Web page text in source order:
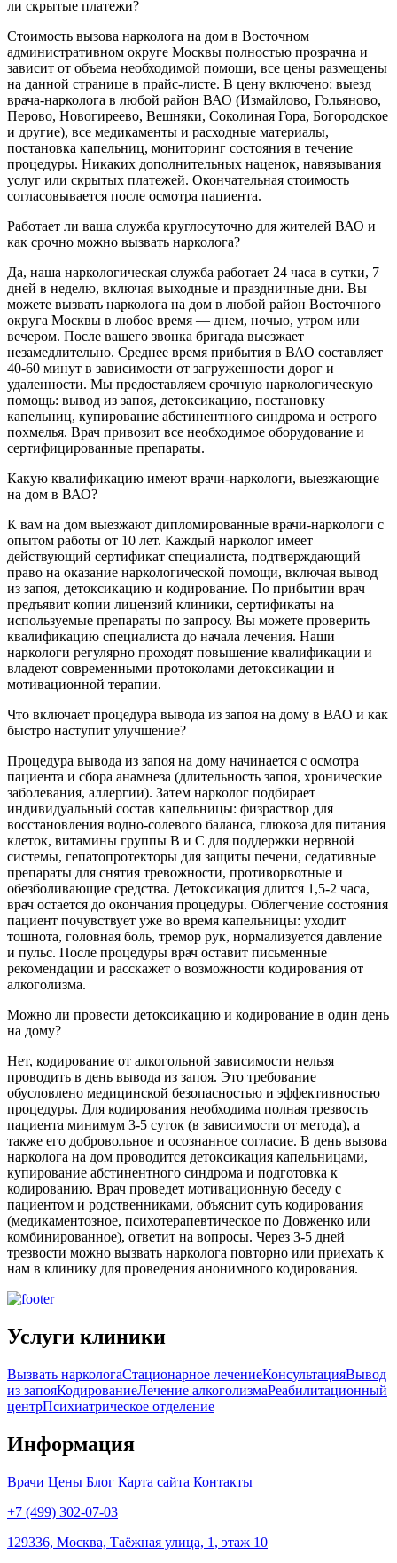
ли скрытые платежи?
Стоимость вызова нарколога на дом в Восточном
административном округе Москвы полностью прозрачна и
зависит от объема необходимой помощи, все цены размещены
на данной странице в прайс-листе. В цену включено: выезд
врача-нарколога в любой район ВАО (Измайлово, Гольяново,
Перово, Новогиреево, Вешняки, Соколиная Гора, Богородское
и другие), все медикаменты и расходные материалы,
постановка капельниц, мониторинг состояния в течение
процедуры. Никаких дополнительных наценок, навязывания
услуг или скрытых платежей. Окончательная стоимость
согласовывается после осмотра пациента.
Работает ли ваша служба круглосуточно для жителей ВАО и
как срочно можно вызвать нарколога?
Да, наша наркологическая служба работает 24 часа в сутки, 7
дней в неделю, включая выходные и праздничные дни. Вы
можете вызвать нарколога на дом в любой район Восточного
округа Москвы в любое время — днем, ночью, утром или
вечером. После вашего звонка бригада выезжает
незамедлительно. Среднее время прибытия в ВАО составляет
40-60 минут в зависимости от загруженности дорог и
удаленности. Мы предоставляем срочную наркологическую
помощь: вывод из запоя, детоксикацию, постановку
капельниц, купирование абстинентного синдрома и острого
похмелья. Врач привозит все необходимое оборудование и
сертифицированные препараты.
Какую квалификацию имеют врачи-наркологи, выезжающие
на дом в ВАО?
К вам на дом выезжают дипломированные врачи-наркологи с
опытом работы от 10 лет. Каждый нарколог имеет
действующий сертификат специалиста, подтверждающий
право на оказание наркологической помощи, включая вывод
из запоя, детоксикацию и кодирование. По прибытии врач
предъявит копии лицензий клиники, сертификаты на
используемые препараты по запросу. Вы можете проверить
квалификацию специалиста до начала лечения. Наши
наркологи регулярно проходят повышение квалификации и
владеют современными протоколами детоксикации и
мотивационной терапии.
Что включает процедура вывода из запоя на дому в ВАО и как
быстро наступит улучшение?
Процедура вывода из запоя на дому начинается с осмотра
пациента и сбора анамнеза (длительность запоя, хронические
заболевания, аллергии). Затем нарколог подбирает
индивидуальный состав капельницы: физраствор для
восстановления водно-солевого баланса, глюкоза для питания
клеток, витамины группы B и C для поддержки нервной
системы, гепатопротекторы для защиты печени, седативные
препараты для снятия тревожности, противорвотные и
обезболивающие средства. Детоксикация длится 1,5-2 часа,
врач остается до окончания процедуры. Облегчение состояния
пациент почувствует уже во время капельницы: уходит
тошнота, головная боль, тремор рук, нормализуется давление
и пульс. После процедуры врач оставит письменные
рекомендации и расскажет о возможности кодирования от
алкоголизма.
Можно ли провести детоксикацию и кодирование в один день
на дому?
Нет, кодирование от алкогольной зависимости нельзя
проводить в день вывода из запоя. Это требование
обусловлено медицинской безопасностью и эффективностью
процедуры. Для кодирования необходима полная трезвость
пациента минимум 3-5 суток (в зависимости от метода), а
также его добровольное и осознанное согласие. В день вызова
нарколога на дом проводится детоксикация капельницами,
купирование абстинентного синдрома и подготовка к
кодированию. Врач проведет мотивационную беседу с
пациентом и родственниками, объяснит суть кодирования
(медикаментозное, психотерапевтическое по Довженко или
комбинированное), ответит на вопросы. Через 3-5 дней
трезвости можно вызвать нарколога повторно или приехать к
нам в клинику для проведения анонимного кодирования.
Услуги клиники
Вызвать наркологаСтационарное лечениеКонсультацияВывод
из запояКодированиеЛечение алкоголизмаРеабилитационный
центрПсихиатрическое отделение
Информация
Врачи Цены Блог Карта сайта Контакты
+7 (499) 302-07-03
129336, Москва, Таёжная улица, 1, этаж 10